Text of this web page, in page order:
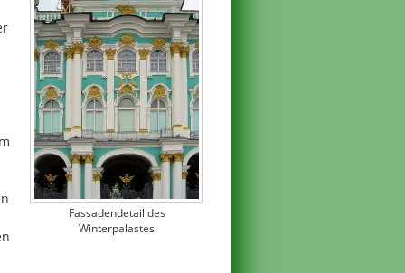
Fassadendetail des
Winterpalastes